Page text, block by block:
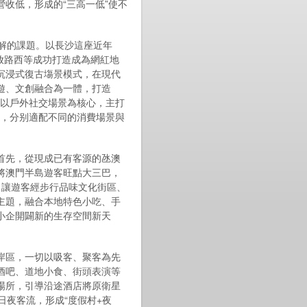
低，形成的“三高一低”使不
的課題。以長沙這座近年
路西等成功打造成為網紅地
浸式復古塲景模式，在現代
、文創融合為一體，打造
戶外社交場景為核心，主打
分别適配不同的消費場景與
先，從現成已有客源的氹澳
門半島遊客旺點大三巴，
遊客經步行品味文化街區、
題，融合本地特色小吃、手
企開闢新的生存空間新天
區，一切以吸客、聚客為先
吧、道地小食、街頭表演等
所，引導沿途酒店將原衛星
夜客流，形成“度假村+夜